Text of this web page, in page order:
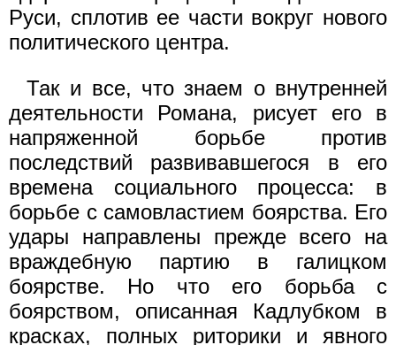
Руси, сплотив ее части вокруг нового
политического центра.
Так и все, что знаем о внутренней
деятельности Романа, рисует его в
напряженной борьбе против
последствий развивавшегося в его
времена социального процесса: в
борьбе с самовластием боярства. Его
удары направлены прежде всего на
враждебную партию в галицком
боярстве. Но что его борьба с
боярством, описанная Кадлубком в
красках, полных риторики и явного